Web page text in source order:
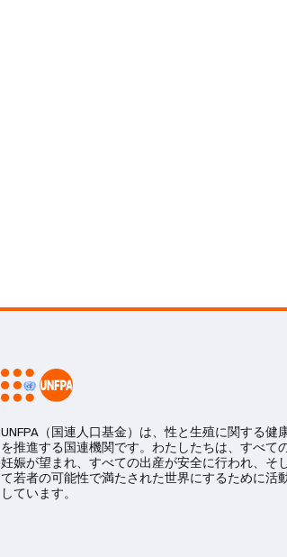
UNFPA（国連人口基金）は、性と生殖に関する健
を推進する国連機関です。わたしたちは、すべて
妊娠が望まれ、すべての出産が安全に行われ、そ
て若者の可能性で満たされた世界にするために活
しています。